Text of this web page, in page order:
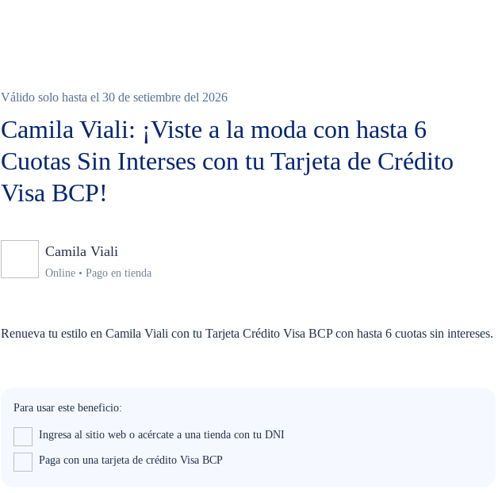
Válido solo hasta el 30 de setiembre del 2026
Camila Viali: ¡Viste a la moda con hasta 6
Cuotas Sin Interses con tu Tarjeta de Crédito
Visa BCP!
Camila Viali
Online • Pago en tienda
Renueva tu estilo en Camila Viali con tu Tarjeta Crédito Visa BCP con hasta 6 cuotas sin intereses.
Para usar este beneficio:
Ingresa al sitio web o acércate a una tienda con tu DNI
Paga con una tarjeta de crédito Visa BCP